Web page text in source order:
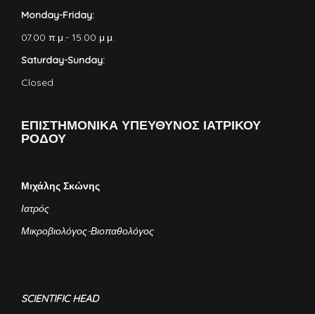
Monday-Friday:
07.00 π.μ.- 15.00 μ.μ.
Saturday-Sunday:
Closed
ΕΠΙΣΤΗΜΟΝΙΚΑ ΥΠΕΥΘΥΝΟΣ ΙΑΤΡΙΚΟΥ
ΡΟΔΟΥ
Μιχάλης Σκώνης
Ιατρός
Μικροβιολόγος-Βιοπαθολόγος
SCIENTIFIC HEAD